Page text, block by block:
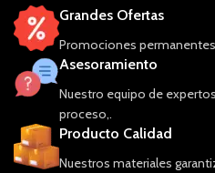
Grandes Ofertas
Promociones
Asesoramiento
Nuestro equipo de
proceso,.
Producto Calidad
Nuestros materiales